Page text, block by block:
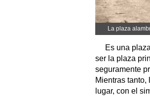
La plaza
Es una
ser la plaza
seguramente
Mientras
lugar, con el